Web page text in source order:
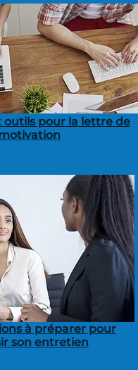
outils pour la lettre de
à préparer pour
son entretien